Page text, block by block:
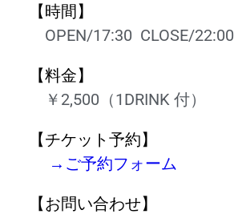
【時間】
OPEN/17:30 CLOSE/22:00
【料金】
￥2,500（1DRINK 付）
【チケット予約】
→ご予約フォーム
【お問い合わせ】